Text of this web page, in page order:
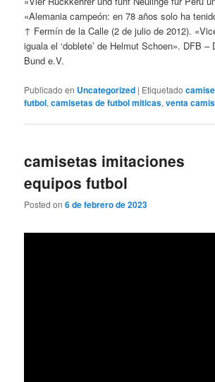
«Alemania campeón: en 78 años solo ha
↑ Fermín de la Calle (2 de julio de 2012).
iguala el ‘doblete’ de Helmut Schoen». DFB
Bund e.V.
Publicado en Uncategorized | Etiquetado
futbol,camisetas de futbol miticas,venta
camisetas imitaciones
equipos futbol
Posted on6 de febrero de 2023